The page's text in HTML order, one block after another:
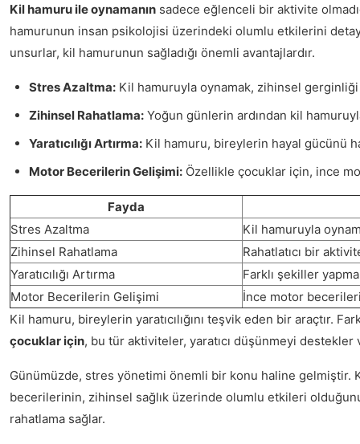
Kil hamuru ile oynamanın sadece eğlenceli bir aktivite
hamurunun insan psikolojisi üzerindeki olumlu etkilerini
unsurlar, kil hamurunun sağladığı önemli avantajlardır.
Stres Azaltma: Kil hamuruyla oynamak, zihinsel
Zihinsel Rahatlama: Yoğun günlerin ardından kil
Yaratıcılığı Artırma: Kil hamuru, bireylerin hayal gücünü
Motor Becerilerin Gelişimi: Özellikle çocuklar için, ince
Fayda
Stres Azaltma
Kil hamuruyla
Zihinsel Rahatlama
Rahatlatıcı bir
Yaratıcılığı Artırma
Farklı şekiller
Motor Becerilerin Gelişimi
İnce motor
Kil hamuru, bireylerin yaratıcılığını teşvik eden bir araçtır.
çocuklar için, bu tür aktiviteler, yaratıcı düşünmeyi
Günümüzde, stres yönetimi önemli bir konu haline gelmiştir.
becerilerinin, zihinsel sağlık üzerinde olumlu etkileri
rahatlama sağlar.